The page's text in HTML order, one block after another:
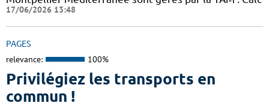
17/06/2026 13:48
PAGES
relevance: 100%
Privilégiez les transports en
commun !